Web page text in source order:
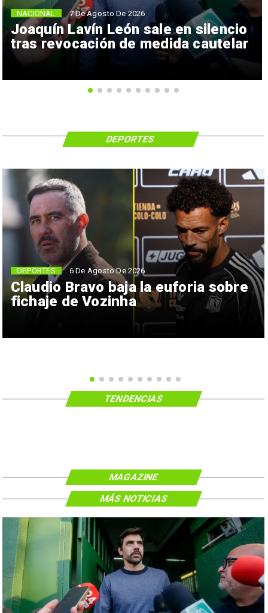
Joaquín Lavín León sale en silencio
tras revocación de medida cautelar
NACIONAL 7 De Agosto De 2026
Claudio Bravo baja la euforia sobre
fichaje de Vozinha
DEPORTES 6 De Agosto De 2026
DEPORTES
TENDENCIAS
MAGAZINE
MÁS NOTICIAS